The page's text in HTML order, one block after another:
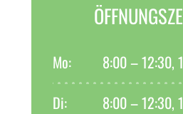
Mo:
8:00 – 12:30,
Di:
8:00 – 12:30,